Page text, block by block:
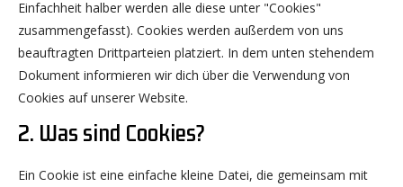
Einfachheit halber werden alle diese unter "Cookies"
zusammengefasst). Cookies werden außerdem von uns
beauftragten Drittparteien platziert. In dem unten stehendem
Dokument informieren wir dich über die Verwendung von
Cookies auf unserer Website.
2. Was sind Cookies?
Ein Cookie ist eine einfache kleine Datei, die gemeinsam mit